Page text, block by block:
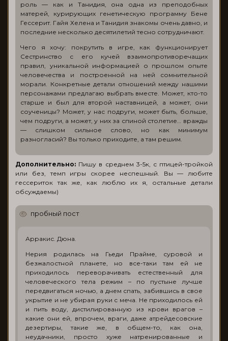
роль — как и Танидия, она одна из преподобных
матерей, курирующих генетическую программу Бене
Гессерит. Гайя Хелена и Танидия знакомы очень давно, и
последние несколько десятилетий тесно сотрудничают.
Чего я хочу: покрутить в игре, как функционирует
Сестринство с его кучей взаимопротиворечащих
правил, уникальной информацией о прошлом опыте
человечества и построенной на ней сомнительной
морали. Конкретные детали отношений между нашими
персонажами предлагаю выбрать вместе. Может, кто-то
старше и был для второй наставницей, а может, они
соученицы? Может, у нас подруги, может быть, больше,
чем подруги, а может, у них за спиной столетие… вражды
— слишком сильное слово, но как минимум
разногласий? Вы только приходите, а там решим.
Дополнительно: Пишу в среднем 3-5к, с птицей-тройкой
или без, темп игры скорее неспешный. Вы — любите
гессериток так же, как люблю их я, остальные детали
обсуждаемы)
пробный пост
Арракис. Дюна.
Нерия родилась на Гьеди Прайме, суровой и
безжалостной планете, но все-таки там ей не
приходилось переворачивать естественный для
человеческого тела режим – по пустыне лучше
передвигаться ночью, а днем спать, забившись в свое
укрытие и не убирая руки с меча. Не приходилось ей
и пить воду, дистилированную из крови врагов –
какие они ей, впрочем, враги, даже атрейдесовские
дезертиры, такие же, в общем-то, как она,
неудачники, просто хуже натренированные и